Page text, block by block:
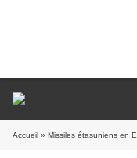
Accueil » Missiles étasuniens en